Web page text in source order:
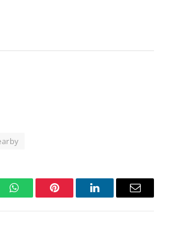
WhatsAppPinterest LinkedInEmail